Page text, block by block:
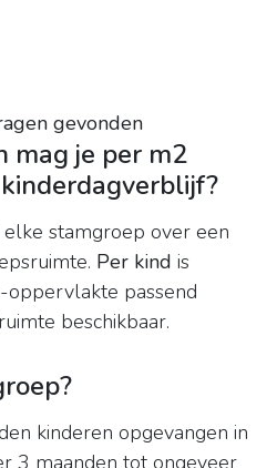
gevonden
mag je per m2
stamgroep over een
Per kind is
passend
beschikbaar.
kinderen opgevangen in
3 maanden tot ongeveer